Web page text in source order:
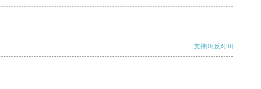
支持[0] 反对[0]